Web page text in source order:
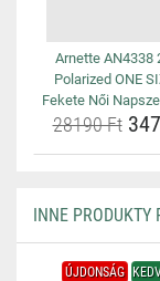
Arnette AN4338
Polarized ONE
Fekete Női
28190 Ft
INNE PRODUKTY
ÚJDONSÁG